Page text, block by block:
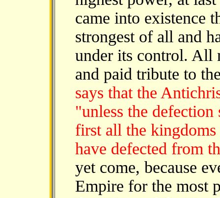
came into existence
strongest of all and
under its control. All
and paid tribute to
says that the
"unless the
first all the
have defected from
yet come, because
Empire for the most